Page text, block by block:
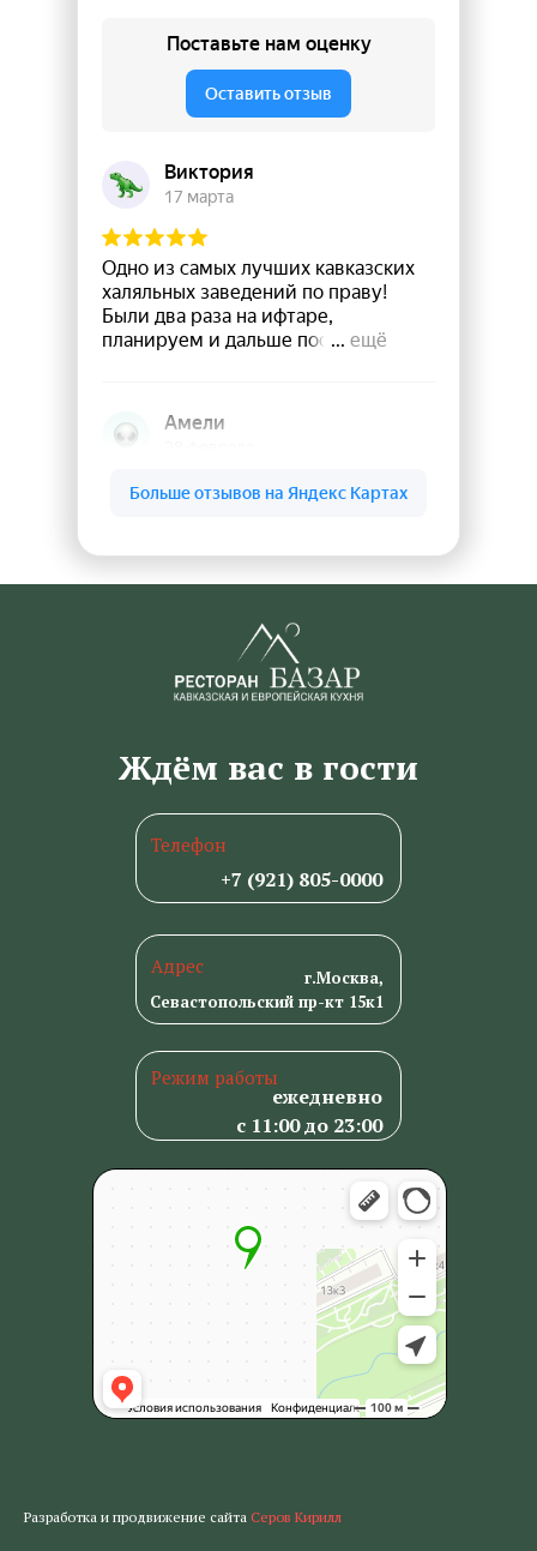
+7 (921) 805-0000
Телефон
г.Москва,
Севастопольский пр-кт 15к1
Адрес
Режим работы
ежедневно
с 11:00 до 23:00
Ждём вас в гости
Разработка и продвижение сайта Серов Кирилл